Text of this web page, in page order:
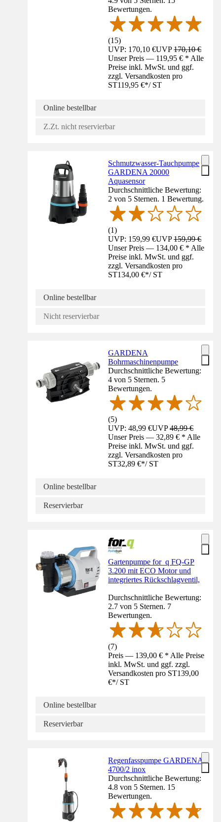
Bewertungen.
(15)
UVP: 170,10 €UVP170,10 €
Unser Preis — 119,95 € * Alle
Preise inkl. MwSt. und ggf.
zzgl. Versandkosten pro
ST119,95 €*/ ST
Online bestellbar
Z.Zt. nicht reservierbar
Schmutzwasser-Tauchpumpe
GARDENA 20000
Aquasensor
Durchschnittliche Bewertung:
2 von 5 Sternen. 1 Bewertung.
(1)
UVP: 159,99 €UVP159,99 €
Unser Preis — 134,00 € * Alle
Preise inkl. MwSt. und ggf.
zzgl. Versandkosten pro
ST134,00 €*/ ST
Online bestellbar
Nicht reservierbar
GARDENA
Bohrmaschinenpumpe
Durchschnittliche Bewertung:
4 von 5 Sternen. 5
Bewertungen.
(5)
UVP: 48,99 €UVP48,99 €
Unser Preis — 32,89 € * Alle
Preise inkl. MwSt. und ggf.
zzgl. Versandkosten pro
ST32,89 €*/ ST
Online bestellbar
Reservierbar
Gartenpumpe for_q FQ-GP
3.200 mit ECO Motor und
integriertes Rückschlagventil,
Durchschnittliche Bewertung:
2.7 von 5 Sternen. 7
Bewertungen.
(7)
Preis — 139,00 € * Alle Preise
inkl. MwSt. und ggf. zzgl.
Versandkosten pro ST139,00
€*/ ST
Online bestellbar
Reservierbar
Regenfasspumpe GARDENA
4700/2 inox
Durchschnittliche Bewertung:
4.8 von 5 Sternen. 15
Bewertungen.